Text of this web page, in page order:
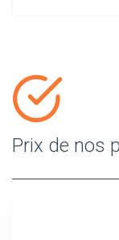
Prix de nos